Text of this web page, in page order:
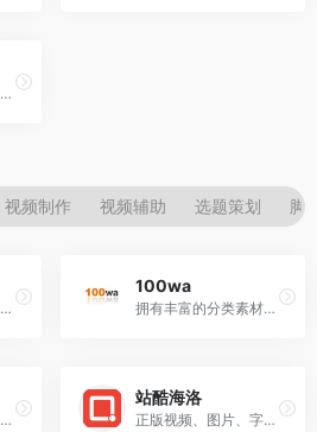
国内知名的视频弹幕网站。
视频制作 视频辅助 选题策划 脚
以全景素材为主。提供全景图片、视频、AR等等。
100wa
拥有丰富的分类素材。视频质量很高。
丰富的素材资源。涵盖各种可商用版权图片、视频、字体、配乐等。 100wa
站酷海洛
正版视频、图片、字体、音乐素材交易平台。质量高价格高。